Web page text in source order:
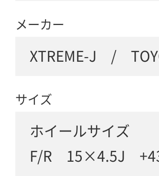
メーカー
XTREME-J /
サイズ
ホイールサイズ
F/R 15×4.5J